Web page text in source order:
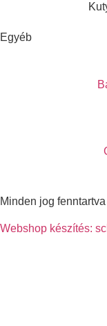
Egyéb
Minden jog
Webshop készítés: